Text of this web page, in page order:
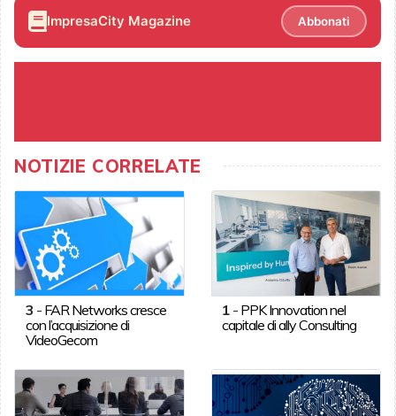
ImpresaCity Magazine Abbonati
NOTIZIE CORRELATE
3 - FAR Networks cresce
con l’acquisizione di
VideoGecom
1 - PPK Innovation nel
capitale di ally Consulting